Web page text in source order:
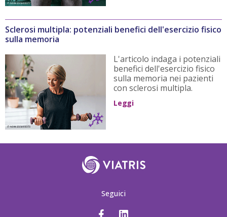
Sclerosi multipla: potenziali benefici dell'esercizio fisico
sulla memoria
L'articolo indaga i potenziali
benefici dell'esercizio fisico
sulla memoria nei pazienti
con sclerosi multipla.
Leggi
Seguici